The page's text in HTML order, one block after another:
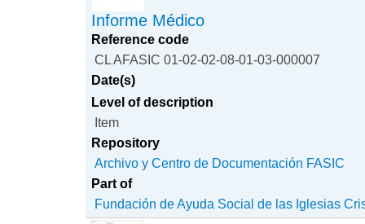
Informe Médico
Reference code
CL AFASIC 01-02-02-08-01-03-000007
Date(s)
Level of description
Item
Repository
Archivo y Centro de Documentación FASIC
Part of
Fundación de Ayuda Social de las Iglesias